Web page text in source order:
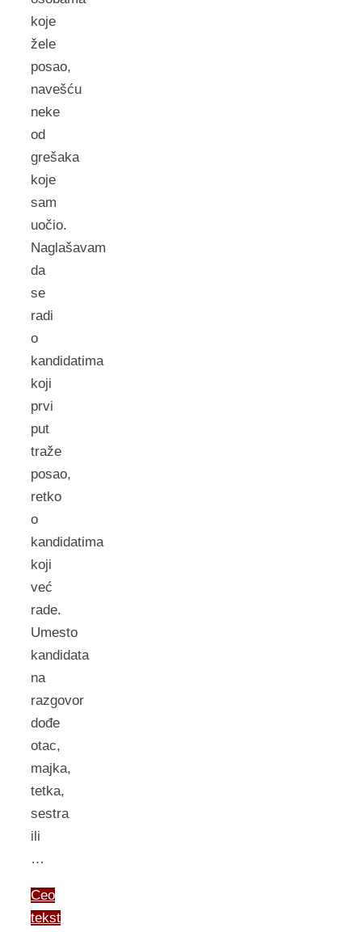
koje
žele
posao,
navešću
neke
od
grešaka
koje
sam
uočio.
Naglašavam
da
se
radi
o
kandidatima
koji
prvi
put
traže
posao,
retko
o
kandidatima
koji
već
rade.
Umesto
kandidata
na
razgovor
dođe
otac,
majka,
tetka,
sestra
ili
…
Ceo
tekst